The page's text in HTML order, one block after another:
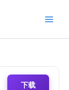
下载